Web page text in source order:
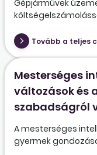
Gépjárművek
Tovább a teljes
Mesterséges
változások és
szabadságról
A mesterséges
gyermek